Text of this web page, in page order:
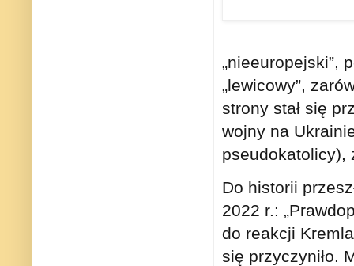
„nieeuropejski”,
„lewicowy”,
strony stał się
wojny na
pseudokatolicy),
Do historii
2022 r.:
do reakcji
się przyczyniło.